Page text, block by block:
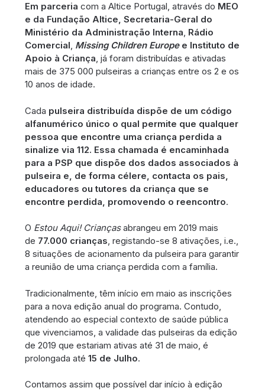
Em parceria com a Altice Portugal, através do MEO
e da Fundação Altice, Secretaria-Geral do
Ministério da Administração Interna, Rádio
Comercial, Missing Children Europee Instituto de
Apoio à Criança, já foram distribuídas e ativadas
mais de 375 000 pulseiras a crianças entre os 2 e os
10 anos de idade.
Cada pulseira distribuída dispõe de um código
alfanumérico único o qual permite que qualquer
pessoa que encontre uma criança perdida a
sinalize via 112. Essa chamada é encaminhada
para a PSP que dispõe dos dados associados à
pulseira e, de forma célere, contacta os pais,
educadores ou tutores da criança que se
encontre perdida, promovendo o reencontro.
O Estou Aqui! Criançasabrangeu em 2019 mais
de 77.000 crianças, registando-se 8 ativações, i.e.,
8 situações de acionamento da pulseira para garantir
a reunião de uma criança perdida com a família.
Tradicionalmente, têm início em maio as inscrições
para a nova edição anual do programa. Contudo,
atendendo ao especial contexto de saúde pública
que vivenciamos, a validade das pulseiras da edição
de 2019 que estariam ativas até 31 de maio, é
prolongada até15 de Julho.
Contamos assim que possível dar início à edição